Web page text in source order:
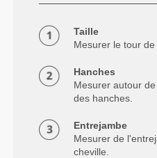
Taille
Mesurer le tour de
Hanches
Mesurer autour
des hanches.
Entrejambe
Mesurer de
cheville.